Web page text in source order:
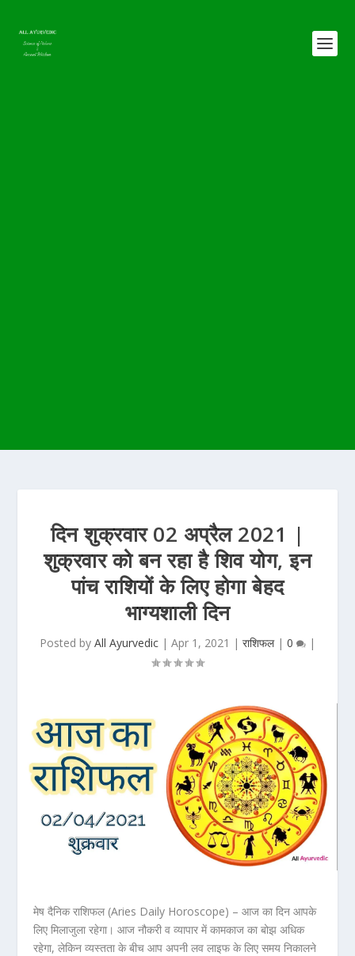
दिन शुक्रवार 02 अप्रैल 2021 |
शुक्रवार को बन रहा है शिव योग, इन
पांच राशियों के लिए होगा बेहद
भाग्यशाली दिन
Posted by All Ayurvedic | Apr 1, 2021 | राशिफल| 0 |
मेष दैनिक राशिफल (Aries Daily Horoscope) – आज का दिन आपके
लिए मिलाजुला रहेगा। आज नौकरी व व्यापार में कामकाज का बोझ अधिक
रहेगा, लेकिन व्यस्तता के बीच आप अपनी लव लाइफ के लिए समय निकालने